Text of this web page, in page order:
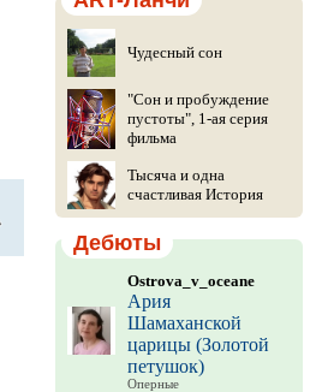
Чудесный сон
"Сон и пробуждение
пустоты", 1-ая серия
фильма
Тысяча и одна
счастливая История
Дебюты
Ostrova_v_oceane
Ария
Шамаханской
царицы (Золотой
петушок)
Оперные